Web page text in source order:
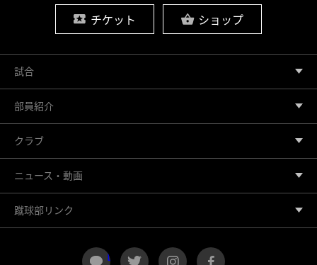
チケット ショップ
LINE twitter instagram
試合
部員紹介
クラブ
ニュース・動画
蹴球部リンク